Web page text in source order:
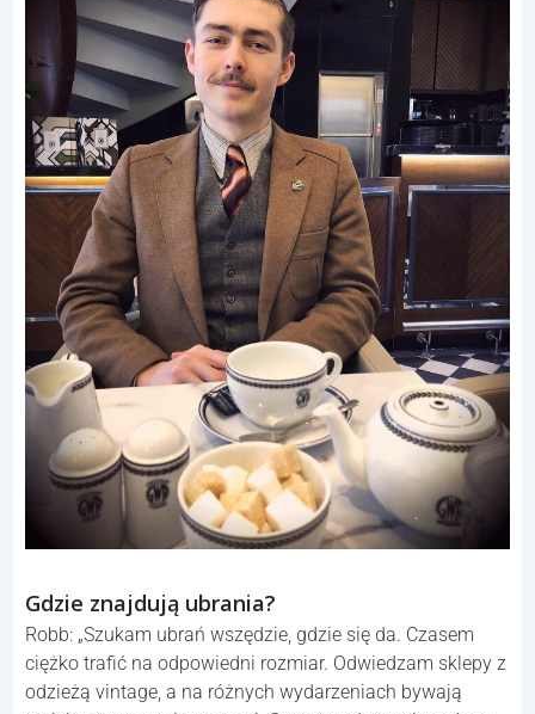
Gdzie znajdują ubrania?
Robb: „Szukam ubrań wszędzie, gdzie się da. Czasem
ciężko trafić na odpowiedni rozmiar. Odwiedzam sklepy z
odzieżą vintage, a na różnych wydarzeniach bywają